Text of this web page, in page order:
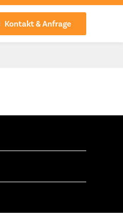
Kontakt & Anfrage